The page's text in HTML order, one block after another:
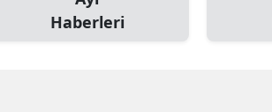
Haberleri